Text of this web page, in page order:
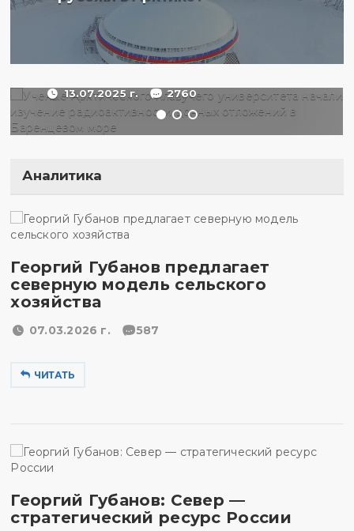
радиоактивности донных
отложений в Баренцевом
13.07.2025 г. 2760
Аналитика
Георгий Губанов предлагает
северную модель сельского
хозяйства
07.03.2026 г. 587
ЧИТАТЬ
Георгий Губанов: Север —
стратегический ресурс России